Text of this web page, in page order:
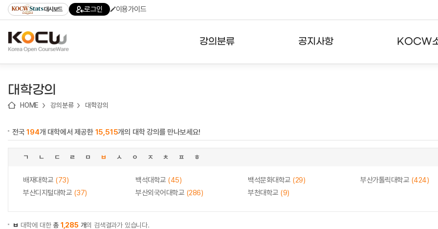
기
기
기
content)
가
대시보드 로그인 이용가이드
강의분류 공지사항 KOCW
대학강의
HOME 강의분류 대학강의
전국194개 대학에서 제공한 15,515개의 대학 강의를 만나보세요!
ㄱ ㄴ ㄷ ㄹ ㅁ ㅂ ㅅ ㅇ ㅈ ㅊ ㅍ ㅎ
배재대학교 (73) 백석대학교 (45) 백석문화대학교 (29) 부산가톨릭대학교 (424)
부산디지털대학교 (37) 부산외국어대학교 (286) 부천대학교 (9)
ㅂ 대학에 대한총 1,285 개의 검색결과가 있습니다.